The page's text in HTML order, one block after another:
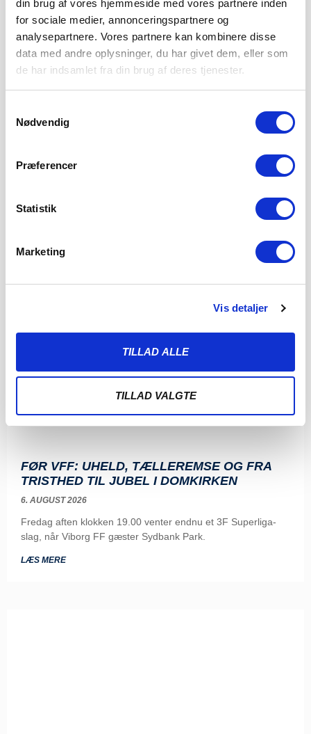
din brug af vores hjemmeside med vores partnere inden
for sociale medier, annonceringspartnere og
analysepartnere. Vores partnere kan kombinere disse
data med andre oplysninger, du har givet dem, eller som
de har indsamlet fra din brug af deres tjenester.
Nødvendig
Præferencer
Statistik
Marketing
Vis detaljer
TILLAD ALLE
TILLAD VALGTE
BETANO POKALEN
Vi træder ind i 2. runde af Betano Pokalen, hvor Thisted FC
FØR VFF: UHELD, TÆLLEREMSE OG FRA
TRISTHED TIL JUBEL I DOMKIRKEN
6. AUGUST 2026
Fredag aften klokken 19.00 venter endnu et 3F Superliga-
slag, når Viborg FF gæster Sydbank Park.
LÆS MERE